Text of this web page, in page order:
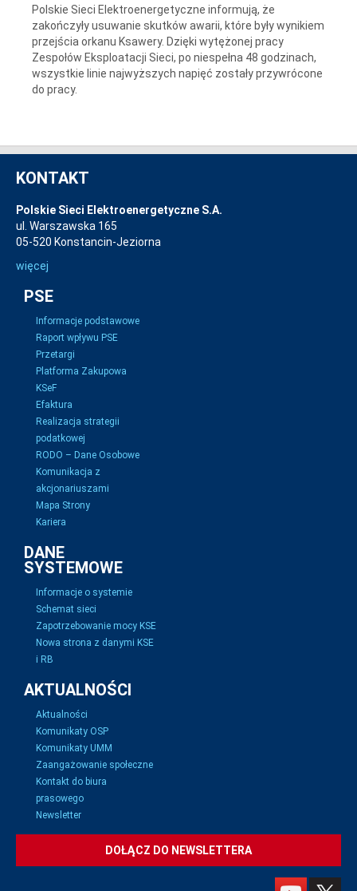
Polskie Sieci Elektroenergetyczne informują, że
zakończyły usuwanie skutków awarii, które były wynikiem
przejścia orkanu Ksawery. Dzięki wytężonej pracy
Zespołów Eksploatacji Sieci, po niespełna 48 godzinach,
wszystkie linie najwyższych napięć zostały przywrócone
do pracy.
KONTAKT
Polskie Sieci Elektroenergetyczne S.A.
ul. Warszawska 165
05-520 Konstancin-Jeziorna
więcej
PSE
Informacje podstawowe
Raport wpływu PSE
Przetargi
Platforma Zakupowa
KSeF
Efaktura
Realizacja strategii
podatkowej
RODO – Dane Osobowe
Komunikacja z
akcjonariuszami
Mapa Strony
Kariera
DANE
SYSTEMOWE
Informacje o systemie
Schemat sieci
Zapotrzebowanie mocy KSE
Nowa strona z danymi KSE
i RB
AKTUALNOŚCI
Aktualności
Komunikaty OSP
Komunikaty UMM
Zaangażowanie społeczne
Kontakt do biura
prasowego
Newsletter
DOŁĄCZ DO NEWSLETTERA